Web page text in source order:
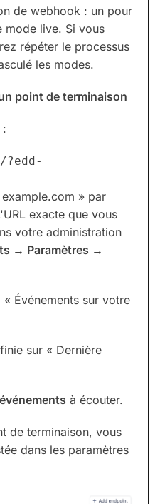
de webhook : un pour
mode live. Si vous
répéter le processus
les modes.
point de terminaison
:
» par
exacte que vous
votre administration
→ Paramètres →
Événements sur votre
sur « Dernière
à écouter.
de terminaison, vous
dans les paramètres